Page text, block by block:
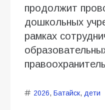
продолжит
дошкольных
рамках
2026, Батайск, дети